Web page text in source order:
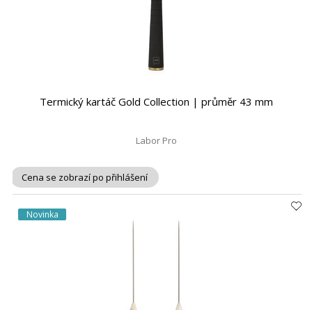
Termický kartáč Gold Collection | průměr 43 mm
Labor Pro
Cena se zobrazí po přihlášení
Novinka